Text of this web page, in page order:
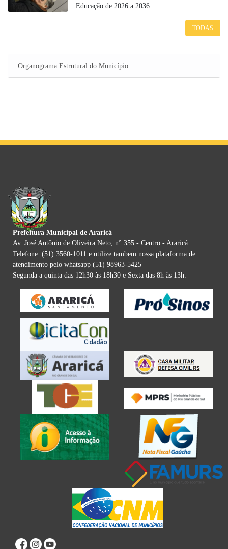
Educação de 2026 a 2036.
TODAS
Organograma Estrutural do Município
Prefeitura Municipal de Araricá
Av. José Antônio de Oliveira Neto, n° 355 - Centro - Araricá
Telefone: (51) 3560-1011 e utilize tambem nossa plataforma de
atendimento pelo whatsapp (51) 98963-5425
Segunda a quinta das 12h30 às 18h30 e Sexta das 8h às 13h.